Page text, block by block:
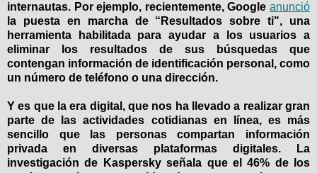
internautas. Por ejemplo, recientemente, Google anunció
la puesta en marcha de “Resultados sobre ti", una
herramienta habilitada para ayudar a los usuarios a
eliminar los resultados de sus búsquedas que
contengan información de identificación personal, como
un número de teléfono o una dirección.
Y es que la era digital, que nos ha llevado a realizar gran
parte de las actividades cotidianas en línea, es más
sencillo que las personas compartan información
privada en diversas plataformas digitales. La
investigación de Kaspersky señala que el 46% de los